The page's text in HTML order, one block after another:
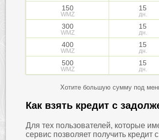
150
WMZ
15
дн.
300
WMZ
15
дн.
400
WMZ
15
дн.
500
WMZ
15
дн.
Хотите большую сумму под
Как взять кредит с
Для тех пользователей, которые
сервис позволяет получить